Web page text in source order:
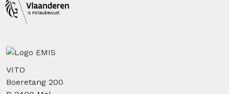
VITO
Boeretang 200